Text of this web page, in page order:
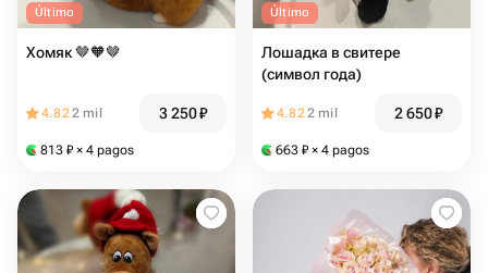
Último
Хомяк 🤎🧡🤎
4.822 mil 3 250₽
813 ₽ × 4 pagos
Último
Лошадка в свитере
(символ года)
4.822 mil 2 650₽
663 ₽ × 4 pagos